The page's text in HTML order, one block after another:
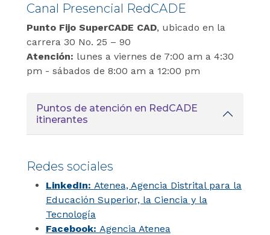
Canal Presencial RedCADE
Punto Fijo SuperCADE CAD, ubicado en la
carrera 30 No. 25 – 90
Atención: lunes a viernes de 7:00 am a 4:30
pm - sábados de 8:00 am a 12:00 pm
Puntos de atención en RedCADE
itinerantes
Redes sociales
LinkedIn: Atenea, Agencia Distrital para la
Educación Superior, la Ciencia y la
Tecnología
Facebook: Agencia Atenea